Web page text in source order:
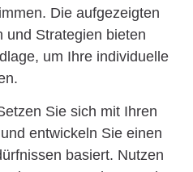
Die aufgezeigten
und Strategien bieten
um Ihre individuelle
Sie sich mit Ihren
entwickeln Sie einen
basiert. Nutzen